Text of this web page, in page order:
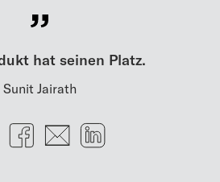
hat seinen Platz.
Sunit Jairath
TwitterFacebook
E-mail